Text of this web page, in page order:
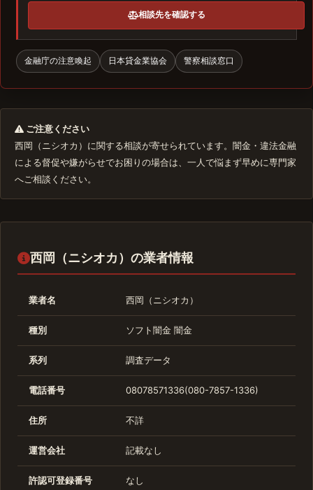
相談先を確認する
金融庁の注意喚起 日本貸金業協会 警察相談窓口
ご注意ください
西岡（ニシオカ）に関する相談が寄せられています。闇金・違法金融
による督促や嫌がらせでお困りの場合は、一人で悩まず早めに専門家
へご相談ください。
西岡（ニシオカ）の業者情報
業者名 西岡（ニシオカ）
種別 ソフト闇金 闇金
系列 調査データ
電話番号 08078571336(080-7857-1336)
住所 不詳
運営会社 記載なし
許認可登録番号 なし